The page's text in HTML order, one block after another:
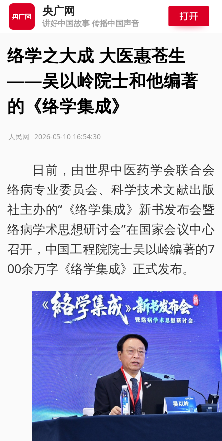
央广网
讲好中国故事 传播中国声音
络学之大成 大医惠苍生
——吴以岭院士和他编著
的《络学集成》
2026-05-10 16:54:30
人民网
日前，由世界中医药学会联合会
络病专业委员会、科学技术文献出版
社主办的“《络学集成》新书发布会暨
络病学术思想研讨会”在国家会议中心
召开，中国工程院院士吴以岭编著的7
00余万字《络学集成》正式发布。